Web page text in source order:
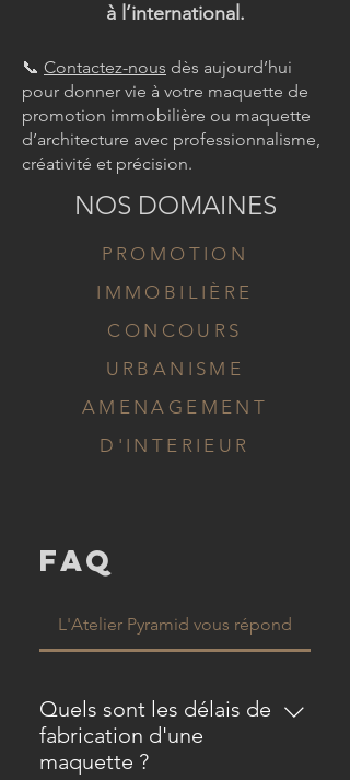
à l’international.
📞 Contactez-nous dès aujourd’hui
pour donner vie à votre maquette de
promotion immobilière ou maquette
d’architecture avec professionnalisme,
créativité et précision.
NOS DOMAINES
PROMOTION
IMMOBILIÈRE
CONCOURS
URBANISME
AMENAGEMENT
D'INTERIEUR
FAQ
L'Atelier Pyramid vous répond
Quels sont les délais de
fabrication d'une
maquette ?